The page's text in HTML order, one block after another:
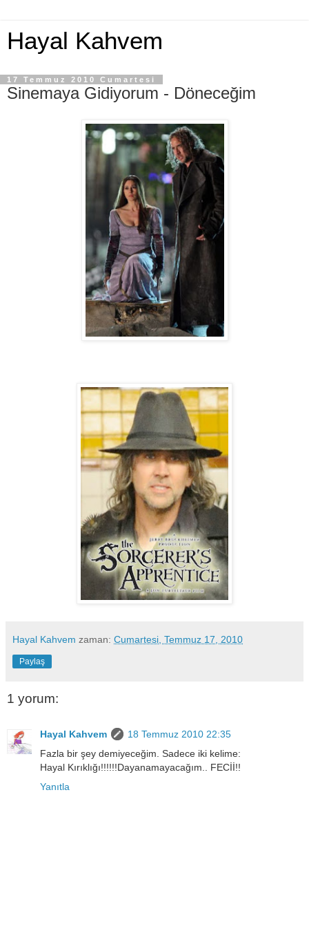
Hayal Kahvem
17 Temmuz 2010 Cumartesi
Sinemaya Gidiyorum - Döneceğim
Hayal Kahvem zaman: Cumartesi, Temmuz 17, 2010
Paylaş
1 yorum:
Hayal Kahvem
18 Temmuz 2010 22:35
Fazla bir şey demiyeceğim. Sadece iki kelime:
Hayal Kırıklığı!!!!!!Dayanamayacağım.. FECİİ!!
Yanıtla